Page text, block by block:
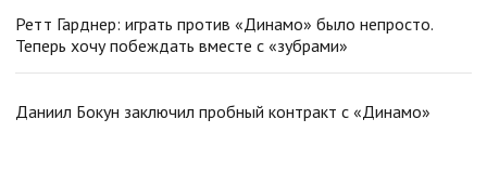
Ретт Гарднер: играть против «Динамо» было непросто.
Теперь хочу побеждать вместе с «зубрами»
Даниил Бокун заключил пробный контракт с «Динамо»